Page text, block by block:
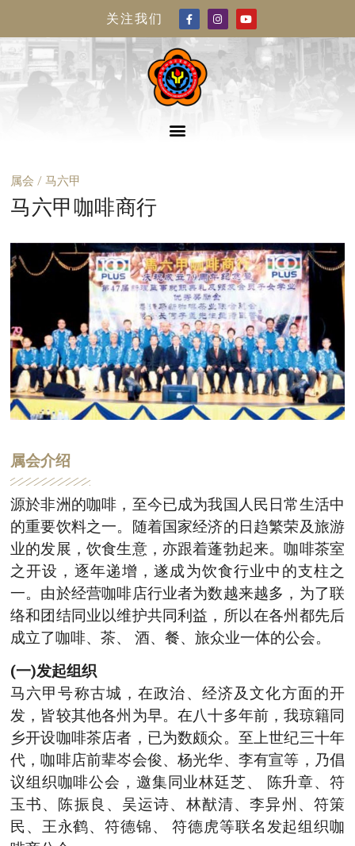
关注我们
属会 / 马六甲
马六甲咖啡商行
属会介绍
源於非洲的咖啡，至今已成为我国人民日常生活中
的重要饮料之一。随着国家经济的日趋繁荣及旅游
业的发展，饮食生意，亦跟着蓬勃起来。咖啡茶室
之开设，逐年递增，遂成为饮食行业中的支柱之
一。由於经营咖啡店行业者为数越来越多，为了联
络和团结同业以维护共同利益，所以在各州都先后
成立了咖啡、茶、 酒、餐、旅众业一体的公会。
(一)发起组织
马六甲号称古城，在政治、经济及文化方面的开
发，皆较其他各州为早。在八十多年前，我琼籍同
乡开设咖啡茶店者，已为数颇众。至上世纪三十年
代，咖啡店前辈岑会俊、杨光华、李有宣等，乃倡
议组织咖啡公会，邀集同业林廷芝、 陈升章、符
玉书、陈振良、吴运诗、林猷清、李异州、符策
民、王永鹤、符德锦、 符德虎等联名发起组织咖